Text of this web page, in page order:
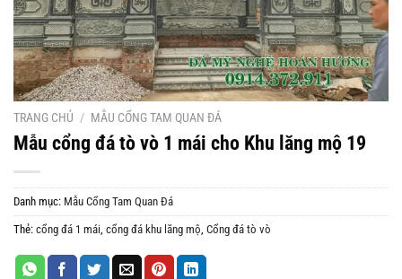
TRANG CHỦ / MẪU CỔNG TAM QUAN ĐÁ
Mẫu cổng đá tò vò 1 mái cho Khu lăng mộ 19
Danh mục: Mẫu Cổng Tam Quan Đá
Thẻ: cổng đá 1 mái, cổng đá khu lăng mộ, Cổng đá tò vò